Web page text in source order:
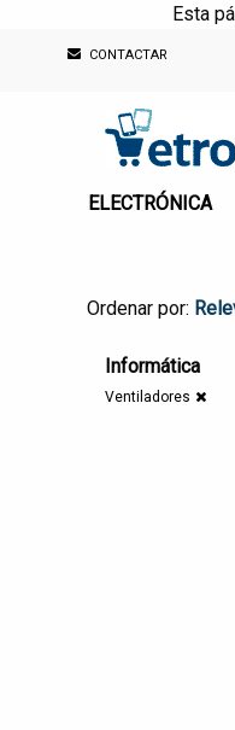
Esta
CONTACTAR
ELECTRÓNICA
Ordenar por:
Informática
Ventiladores